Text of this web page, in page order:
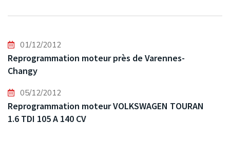
01/12/2012
Reprogrammation moteur près de Varennes-
Changy
05/12/2012
Reprogrammation moteur VOLKSWAGEN TOURAN
1.6 TDI 105 A 140 CV